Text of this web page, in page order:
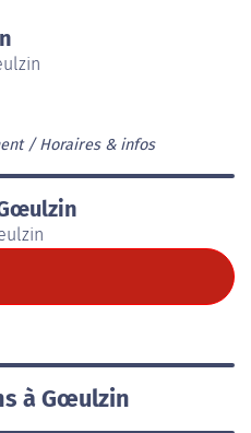
Horaires & infos
Gœulzin
à Gœulzin